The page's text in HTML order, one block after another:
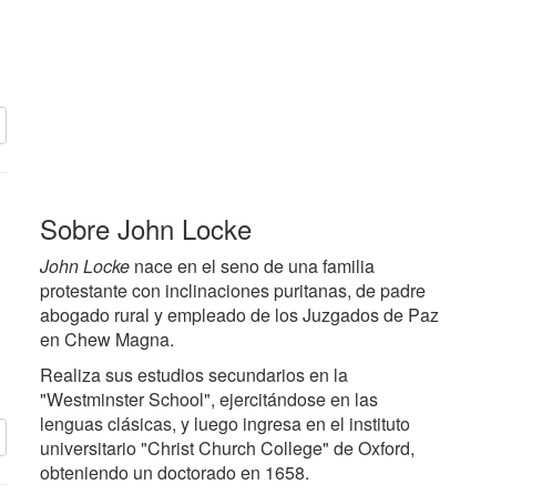
Sobre John Locke
John Locke nace en el seno de una familia
protestante con inclinaciones puritanas, de padre
abogado rural y empleado de los Juzgados de Paz
en Chew Magna.
Realiza sus estudios secundarios en la
"Westminster School", ejercitándose en las
lenguas clásicas, y luego ingresa en el instituto
universitario "Christ Church College" de Oxford,
obteniendo un doctorado en 1658.